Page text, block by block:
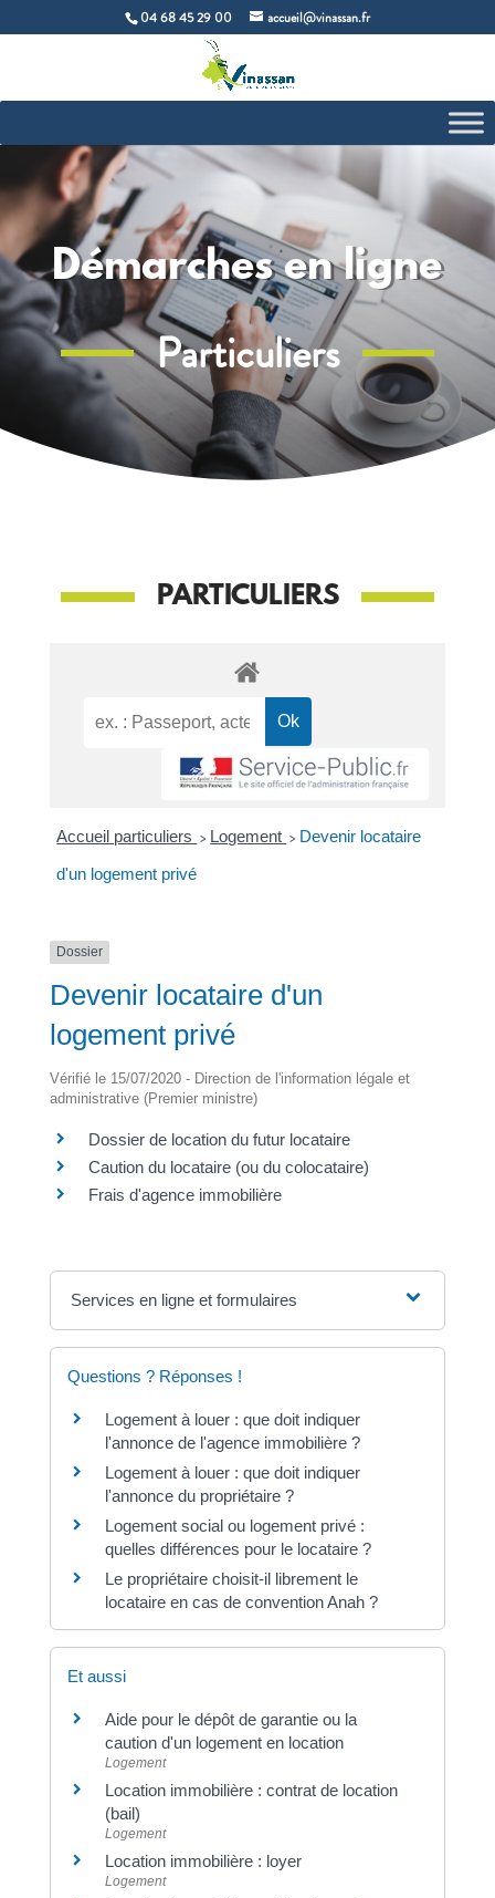
04 68 45 29 00 accueil@vinassan.fr
Démarches en ligne
Particuliers
PARTICULIERS
Accueil particuliers > Logement > Devenir locataire
d'un logement privé
Dossier
Devenir locataire d'un
logement privé
Vérifié le 15/07/2020 - Direction de l'information légale et
administrative (Premier ministre)
Dossier de location du futur locataire
Caution du locataire (ou du colocataire)
Frais d'agence immobilière
Services en ligne et formulaires
Questions ? Réponses !
Logement à louer : que doit indiquer
l'annonce de l'agence immobilière ?
Logement à louer : que doit indiquer
l'annonce du propriétaire ?
Logement social ou logement privé :
quelles différences pour le locataire ?
Le propriétaire choisit-il librement le
locataire en cas de convention Anah ?
Et aussi
Aide pour le dépôt de garantie ou la
caution d'un logement en location
Logement
Location immobilière : contrat de location
(bail)
Logement
Location immobilière : loyer
Logement